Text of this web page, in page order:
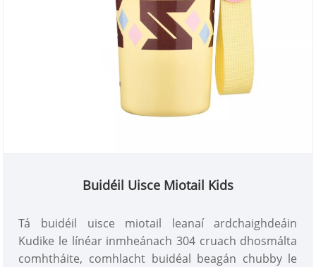
Buidéil Uisce Miotail Kids
Tá buidéil uisce miotail leanaí ardchaighdeáin
Kudike le línéar inmheánach 304 cruach dhosmálta
comhtháite, comhlacht buidéal beagán chubby le